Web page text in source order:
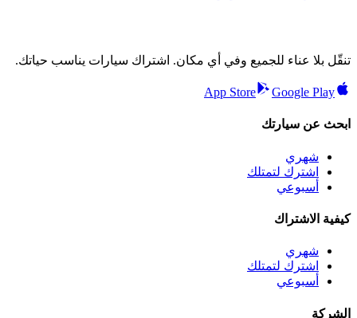
تنقّل بلا عناء للجميع وفي أي مكان. اشتراك سيارات يناسب حياتك.
App Store Google Play
ابحث عن سيارتك
شهري
اشترك لتمتلك
أسبوعي
كيفية الاشتراك
شهري
اشترك لتمتلك
أسبوعي
الشركة